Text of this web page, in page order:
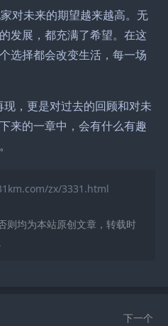
对未来的期望越来越高。无
发展，都充满了希望。在这
选择都会改变生活，每一场
，更是对过去的回顾和对未
来的一章中，会有什么有趣
zx/3331.html
则均为本站原创文章，转载时
下一个